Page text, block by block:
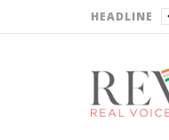
HEADLINE